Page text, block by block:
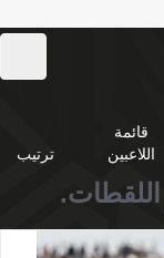
قائمة
اللاعبين
ترتيب
اللقطات.